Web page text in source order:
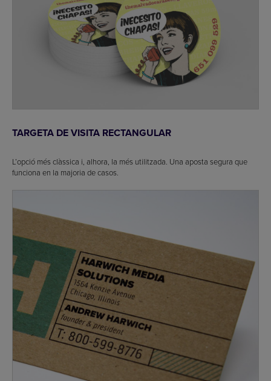
TARGETA DE VISITA RECTANGULAR
L’opció més clàssica i, alhora, la més utilitzada. Una aposta segura que
funciona en la majoria de casos.